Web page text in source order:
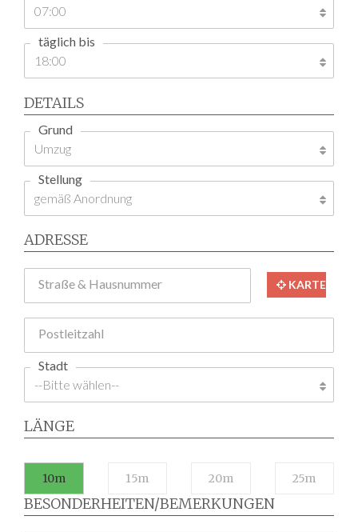
täglich bis
DETAILS
Grund
Stellung
ADRESSE
Straße & Hausnummer KARTE
Postleitzahl
Stadt
LÄNGE
10m 15m 20m 25m
BESONDERHEITEN/BEMERKUNGEN